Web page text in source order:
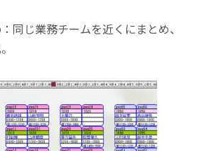
：同じ業務チームを近くにまとめ、